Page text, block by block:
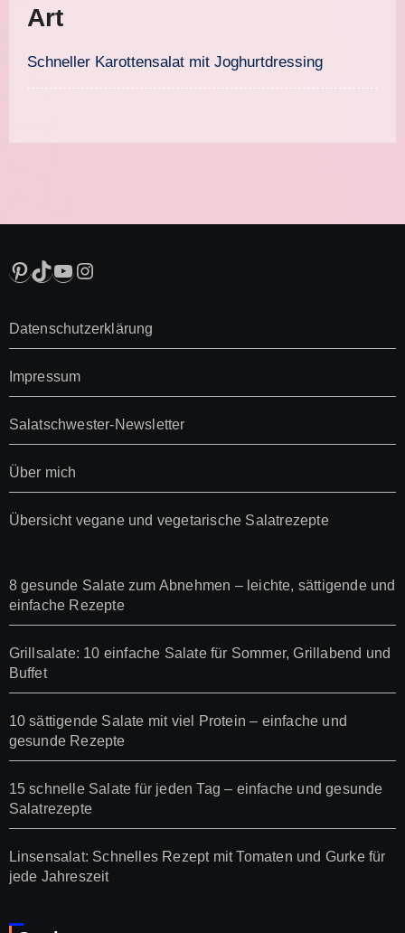
Art
Schneller Karottensalat mit Joghurtdressing
Pinterest
TikTok
YouTube
Instagram
Datenschutzerklärung
Impressum
Salatschwester-Newsletter
Über mich
Übersicht vegane und vegetarische Salatrezepte
8 gesunde Salate zum Abnehmen – leichte, sättigende und
einfache Rezepte
Grillsalate: 10 einfache Salate für Sommer, Grillabend und
Buffet
10 sättigende Salate mit viel Protein – einfache und
gesunde Rezepte
15 schnelle Salate für jeden Tag – einfache und gesunde
Salatrezepte
Linsensalat: Schnelles Rezept mit Tomaten und Gurke für
jede Jahreszeit